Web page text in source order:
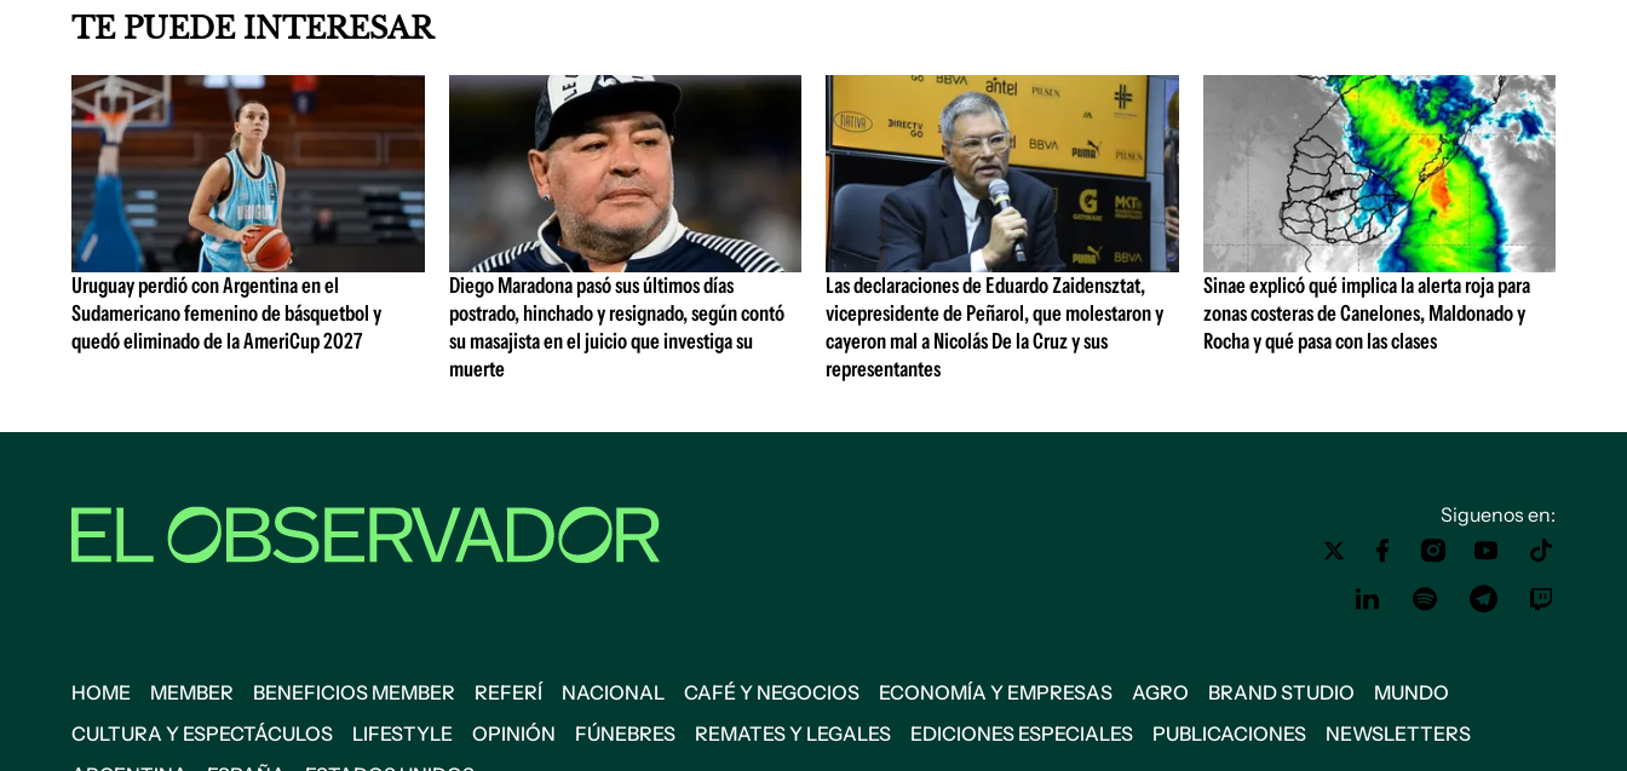
TE PUEDE INTERESAR
Uruguay perdió con Argentina en el
Sudamericano femenino de básquetbol y
quedó eliminado de la AmeriCup 2027
Diego Maradona pasó sus últimos días
postrado, hinchado y resignado, según contó
su masajista en el juicio que investiga su
muerte
Las declaraciones de Eduardo Zaidensztat,
vicepresidente de Peñarol, que molestaron y
cayeron mal a Nicolás De la Cruz y sus
representantes
Sinae explicó qué implica la alerta roja para
zonas costeras de Canelones, Maldonado y
Rocha y qué pasa con las clases
Siguenos en:
HOME MEMBER BENEFICIOS MEMBER REFERÍ NACIONAL CAFÉ Y NEGOCIOS ECONOMÍA Y EMPRESAS AGRO BRAND STUDIO
MUNDO
CULTURA Y ESPECTÁCULOS
LIFESTYLE OPINIÓN FÚNEBRES REMATES Y LEGALES EDICIONES ESPECIALES PUBLICACIONES
NEWSLETTERS